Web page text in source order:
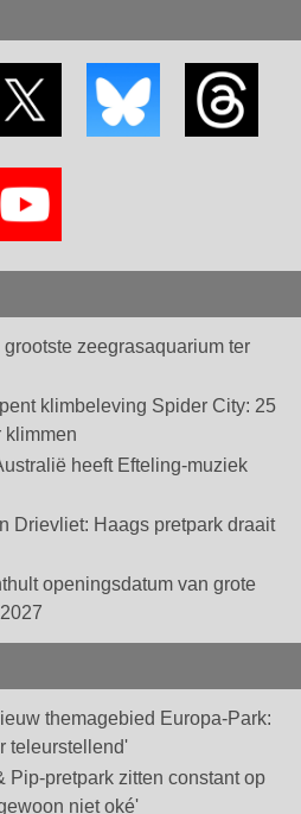
zeegrasaquarium ter
klimbeleving Spider City: 25
klimmen
heeft Efteling-muziek
Drievliet: Haags pretpark draait
openingsdatum van grote
themagebied Europa-Park:
teleurstellend'
Pip-pretpark zitten constant op
niet oké'